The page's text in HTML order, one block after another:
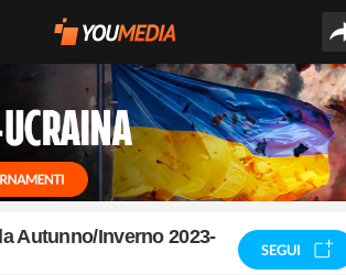
Autunno/Inverno 2023-
SEGUI